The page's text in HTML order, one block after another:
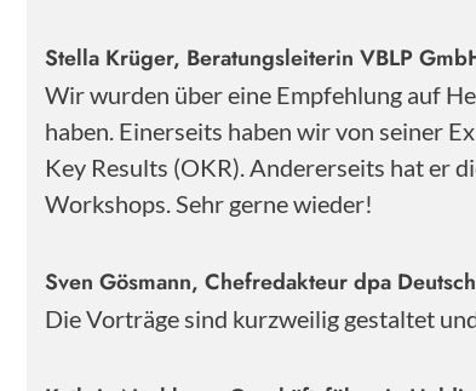
Stella Krüger, Beratungsleiterin VBLP
Wir wurden über eine Empfehlung auf
haben. Einerseits haben wir von seiner
Key Results (OKR). Andererseits hat er
Workshops. Sehr gerne wieder!
Sven Gösmann, Chefredakteur dpa
Die Vorträge sind kurzweilig gestaltet